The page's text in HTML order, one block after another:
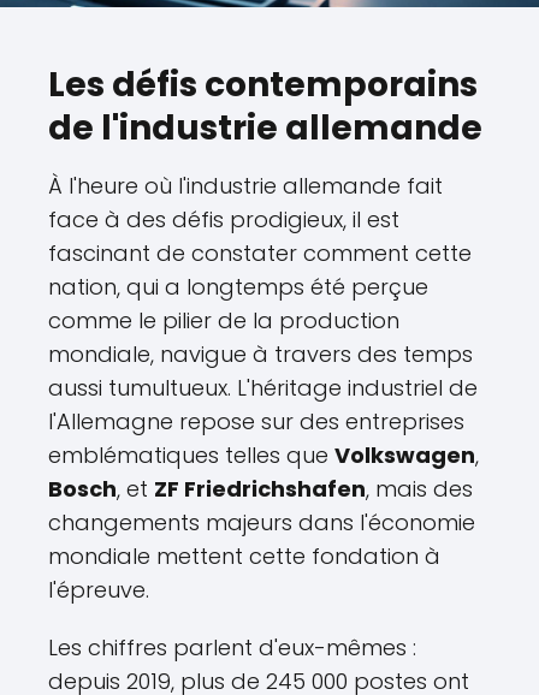
Les défis contemporains
de l'industrie allemande
À l'heure où l'industrie allemande fait
face à des défis prodigieux, il est
fascinant de constater comment cette
nation, qui a longtemps été perçue
comme le pilier de la production
mondiale, navigue à travers des temps
aussi tumultueux. L'héritage industriel de
l'Allemagne repose sur des entreprises
emblématiques telles que Volkswagen,
Bosch, et ZF Friedrichshafen, mais des
changements majeurs dans l'économie
mondiale mettent cette fondation à
l'épreuve.
Les chiffres parlent d'eux-mêmes :
depuis 2019, plus de 245 000 postes ont